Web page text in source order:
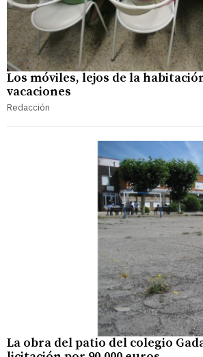
Los móviles, lejos de la
vacaciones
Redacción
La obra del patio del colegio